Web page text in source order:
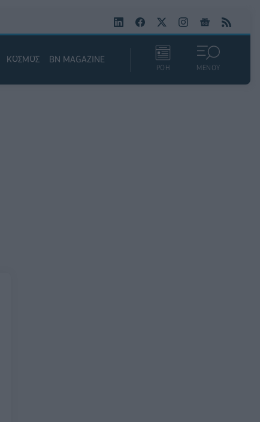
ΚΟΣΜΟΣ BN MAGAZINE
ΡΟΗ ΜΕΝΟΥ